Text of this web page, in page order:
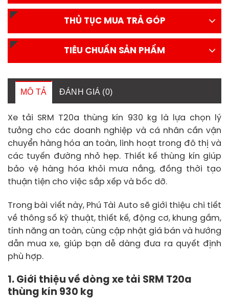
THỦ TỤC MUA TRẢ GÓP
TIÊU CHUẨN SẢN PHẨM
MÔ TẢ ĐÁNH GIÁ (0)
Xe tải SRM T20a thùng kín 930 kg là lựa chọn lý
tưởng cho các doanh nghiệp và cá nhân cần vận
chuyển hàng hóa an toàn, linh hoạt trong đô thị và
các tuyến đường nhỏ hẹp. Thiết kế thùng kín giúp
bảo vệ hàng hóa khỏi mưa nắng, đồng thời tạo
thuận tiện cho việc sắp xếp và bốc dỡ.
Trong bài viết này, Phú Tài Auto sẽ giới thiệu chi tiết
về thông số kỹ thuật, thiết kế, động cơ, khung gầm,
tính năng an toàn, cùng cập nhật giá bán và hướng
dẫn mua xe, giúp bạn dễ dàng đưa ra quyết định
phù hợp.
1. Giới thiệu về dòng xe tải SRM T20a
thùng kín 930 kg